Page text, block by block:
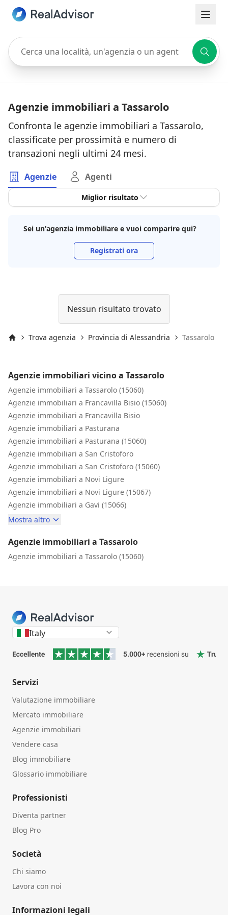
Cerca una località, un'agenzia o un agente
Agenzie immobiliari a Tassarolo
Confronta le agenzie immobiliari a Tassarolo,
classificate per prossimità e numero di
transazioni negli ultimi 24 mesi.
Agenzie Agenti
Miglior risultato
Sei un'agenzia immobiliare e vuoi comparire qui?
Registrati ora
Nessun risultato trovato
Trova agenzia Provincia di Alessandria Tassarolo
Agenzie immobiliari vicino a Tassarolo
Agenzie immobiliari a Tassarolo (15060)
Agenzie immobiliari a Francavilla Bisio (15060)
Agenzie immobiliari a Francavilla Bisio
Agenzie immobiliari a Pasturana
Agenzie immobiliari a Pasturana (15060)
Agenzie immobiliari a San Cristoforo
Agenzie immobiliari a San Cristoforo (15060)
Agenzie immobiliari a Novi Ligure
Agenzie immobiliari a Novi Ligure (15067)
Agenzie immobiliari a Gavi (15066)
Mostra altro
Agenzie immobiliari a Tassarolo
Agenzie immobiliari a Tassarolo (15060)
Italy
Servizi
Valutazione immobiliare
Mercato immobiliare
Agenzie immobiliari
Vendere casa
Blog immobiliare
Glossario immobiliare
Professionisti
Diventa partner
Blog Pro
Società
Chi siamo
Lavora con noi
Informazioni legali